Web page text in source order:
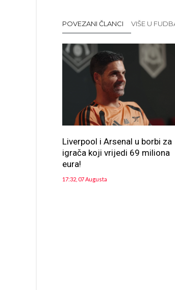
POVEZANI ČLANCI VIŠE U
Liverpool i Arsenal u borbi za
igrača koji vrijedi 69 miliona
eura!
17:32, 07 Augusta